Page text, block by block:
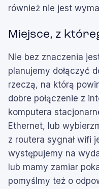
również nie jest
Miejsce, z
Nie bez znaczenia
planujemy dołączyć
rzeczą, na którą
dobre połączenie z
komputera
Ethernet, lub
z routera sygnał wifi
występujemy na
lub mamy zamiar
pomyślmy też o